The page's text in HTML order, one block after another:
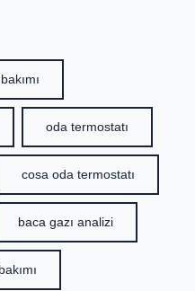
oda termostatı
cosa oda termostatı
baca gazı analizi